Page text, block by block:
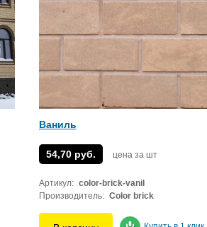
Ваниль
54,70 руб. цена за шт
Артикул: color-brick-vanil
Производитель: Color brick